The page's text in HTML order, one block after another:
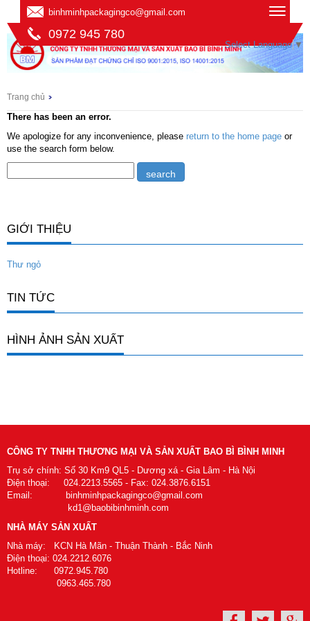
binhminhpackagingco@gmail.com
0972 945 780
Select Language ▼
Trang chủ
There has been an error.
We apologize for any inconvenience, please return to the home page or
use the search form below.
GIỚI THIỆU
Thư ngỏ
TIN TỨC
HÌNH ẢNH SẢN XUẤT
CÔNG TY TNHH THƯƠNG MẠI VÀ SẢN XUẤT BAO BÌ BÌNH MINH
Trụ sở chính: Số 30 Km9 QL5 - Dương xá - Gia Lâm - Hà Nội
Điện thoại: 024.2213.5565 - Fax: 024.3876.6151
Email: binhminhpackagingco@gmail.com
kd1@baobibinhminh.com
NHÀ MÁY SẢN XUẤT
Nhà máy: KCN Hà Mãn - Thuận Thành - Bắc Ninh
Điện thoại: 024.2212.6076
Hotline: 0972.945.780
0963.465.780